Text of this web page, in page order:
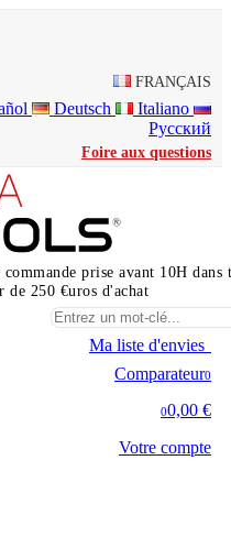
FRANÇAIS
Deutsch
Italiano
Русский
Foire aux questions
prise avant 10H dans
250 €uros d'achat
Ma liste d'envies
Comparateur0
00,00 €
Votre compte